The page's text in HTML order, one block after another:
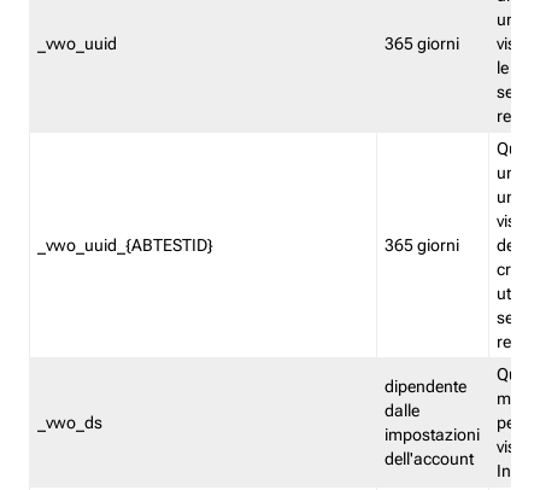
_vwo_uuid 365 giorni
le
_vwo_uuid_{ABTESTID} 365 giorni
un
del
_vwo_ds
dipendente
dalle
impostazioni
dell'account